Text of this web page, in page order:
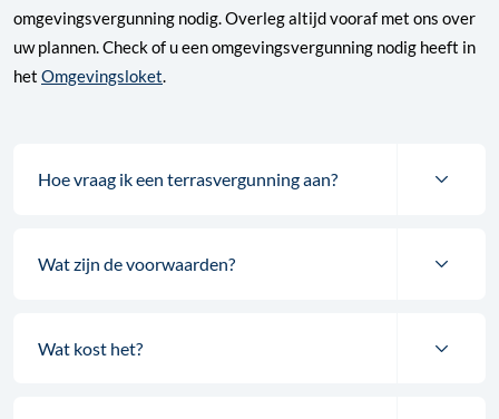
omgevingsvergunning nodig. Overleg altijd vooraf met ons over
uw plannen. Check of u een omgevingsvergunning nodig heeft in
het Omgevingsloket.
Hoe vraag ik een terrasvergunning aan?
Wat zijn de voorwaarden?
Wat kost het?